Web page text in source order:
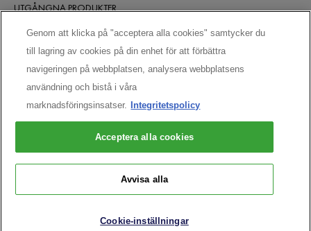
KÖP ONLINE
UTGÅNGNA PRODUKTER
HÅLL KONTAKTEN
Vichy CAI/CAF 03 Vichy France TSA 75000 93584 ST OUEN CEDEX FR.
Genom att klicka på "acceptera alla cookies" samtycker du
till lagring av cookies på din enhet för att förbättra
navigeringen på webbplatsen, analysera webbplatsens
användning och bistå i våra
marknadsföringsinsatser.
Integritetspolicy
Cookie-inställningar
Avvisa alla
Acceptera alla cookies